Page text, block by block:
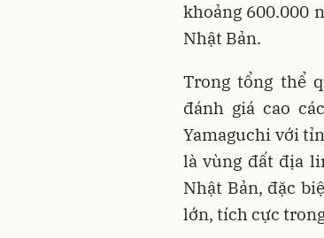
khoảng 600.000
Nhật Bản.
Trong tổng thể
đánh giá cao
Yamaguchi với
là vùng đất địa
Nhật Bản, đặc
lớn, tích cực